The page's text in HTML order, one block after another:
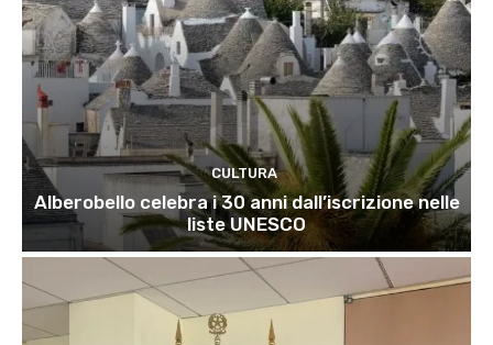
CULTURA
Alberobello celebra i 30 anni dall’iscrizione nelle
liste UNESCO